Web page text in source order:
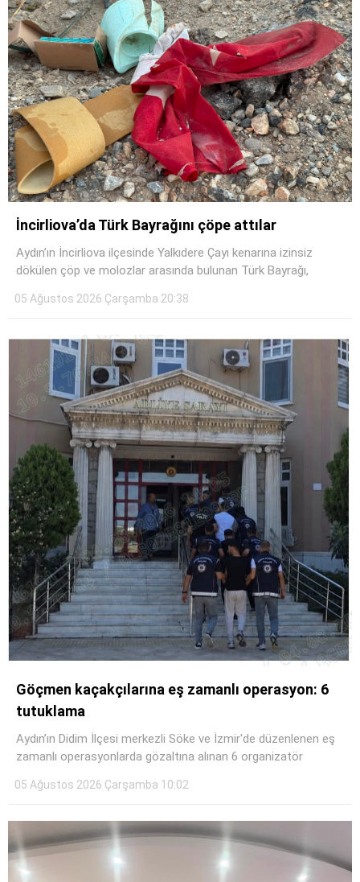
İncirliova’da Türk Bayrağını çöpe attılar
Aydın’ın İncirliova ilçesinde Yalkıdere Çayı kenarına izinsiz
dökülen çöp ve molozlar arasında bulunan Türk Bayrağı,
05 Ağustos 2026 Çarşamba 20:38
Göçmen kaçakçılarına eş zamanlı operasyon: 6
tutuklama
Aydın’ın Didim İlçesi merkezli Söke ve İzmir'de düzenlenen eş
zamanlı operasyonlarda gözaltına alınan 6 organizatör
05 Ağustos 2026 Çarşamba 10:02